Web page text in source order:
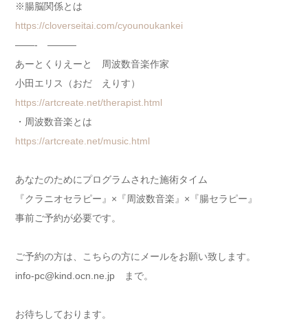
※腸脳関係とは
https://cloverseitai.com/cyounoukankei
——- ———
あーとくりえーと 周波数音楽作家
小田エリス（おだ えりす）
https://artcreate.net/therapist.html
・周波数音楽とは
https://artcreate.net/music.html
あなたのためにプログラムされた施術タイム
『クラニオセラピー』×『周波数音楽』×『腸セラピー』
事前ご予約が必要です。
ご予約の方は、こちらの方にメールをお願い致します。
info-pc@kind.ocn.ne.jp まで。
お待ちしております。